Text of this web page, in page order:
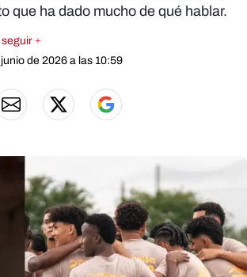
que ha dado mucho de qué hablar.
seguir +
de 2026 a las 10:59